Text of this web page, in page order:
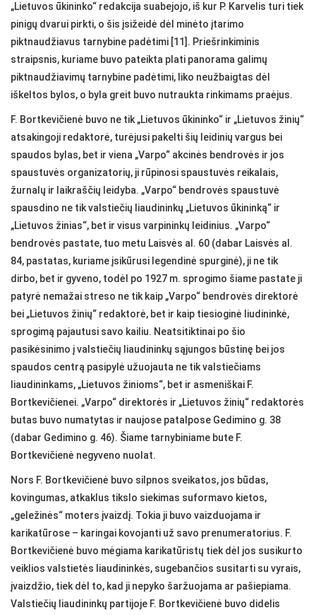
„Lietuvos ūkininko“ redakcija suabejojo, iš kur P. Karvelis turi tiek
pinigų dvarui pirkti, o šis įsižeidė dėl minėto įtarimo
piktnaudžiavus tarnybine padėtimi [11]. Priešrinkiminis
straipsnis, kuriame buvo pateikta plati panorama galimų
piktnaudžiavimų tarnybine padėtimi, liko neužbaigtas dėl
iškeltos bylos, o byla greit buvo nutraukta rinkimams praėjus.
F. Bortkevičienė buvo ne tik „Lietuvos ūkininko“ ir „Lietuvos žinių“
atsakingoji redaktorė, turėjusi pakelti šių leidinių vargus bei
spaudos bylas, bet ir viena „Varpo“ akcinės bendrovės ir jos
spaustuvės organizatorių, ji rūpinosi spaustuvės reikalais,
žurnalų ir laikraščių leidyba. „Varpo“ bendrovės spaustuvė
spausdino ne tik valstiečių liaudininkų „Lietuvos ūkininką“ ir
„Lietuvos žinias“, bet ir visus varpininkų leidinius. „Varpo“
bendrovės pastate, tuo metu Laisvės al. 60 (dabar Laisvės al.
84, pastatas, kuriame įsikūrusi legendinė spurginė), ji ne tik
dirbo, bet ir gyveno, todėl po 1927 m. sprogimo šiame pastate ji
patyrė nemažai streso ne tik kaip „Varpo“ bendrovės direktorė
bei „Lietuvos žinių“ redaktorė, bet ir kaip tiesioginė liudininkė,
sprogimą pajautusi savo kailiu. Neatsitiktinai po šio
pasikėsinimo į valstiečių liaudininkų sąjungos būstinę bei jos
spaudos centrą pasipylė užuojauta ne tik valstiečiams
liaudininkams, „Lietuvos žinioms“, bet ir asmeniškai F.
Bortkevičienei. „Varpo“ direktorės ir „Lietuvos žinių“ redaktorės
butas buvo numatytas ir naujose patalpose Gedimino g. 38
(dabar Gedimino g. 46). Šiame tarnybiniame bute F.
Bortkevičienė negyveno nuolat.
Nors F. Bortkevičienė buvo silpnos sveikatos, jos būdas,
kovingumas, atkaklus tikslo siekimas suformavo kietos,
„geležinės“ moters įvaizdį. Tokia ji buvo vaizduojama ir
karikatūrose – karingai kovojanti už savo prenumeratorius. F.
Bortkevičienė buvo mėgiama karikatūristų tiek dėl jos susikurto
veiklios valstietės liaudininkės, sugebančios susitarti su vyrais,
įvaizdžio, tiek dėl to, kad ji nepyko šaržuojama ar pašiepiama.
Valstiečių liaudininkų partijoje F. Bortkevičienė buvo didelis